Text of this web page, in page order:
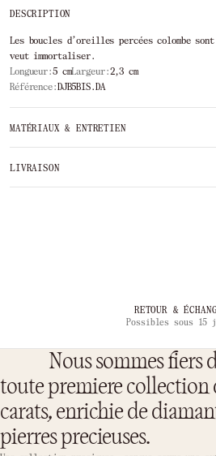
DESCRIPTION
Les boucles d’oreilles percées colombe
veut immortaliser.
Longueur:5 cmLargeur:2,3 cm
Référence:DJB5BIS.DA
MATÉRIAUX & ENTRETIEN
LIVRAISON
RETOUR &
Possibles sous 15
Nous sommes fiers
toute premiere collection
carats, enrichie de
pierres precieuses.